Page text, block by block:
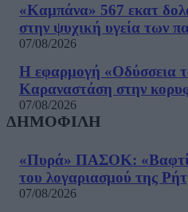
«Καμπάνα» 567 εκατ
στην ψυχική υγεία των
07/08/2026
Η εφαρμογή «Οδύσσεια
Καραναστάση στην
07/08/2026
ΔΗΜΟΦΙΛΗ
«Πυρά» ΠΑΣΟΚ:
του λογαριασμού της
07/08/2026